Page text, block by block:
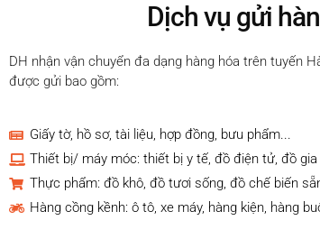
Dịch vụ gửi
DH nhận vận chuyển đa dạng hàng hóa trên tuyến
được gửi bao gồm:
Giấy tờ, hồ sơ, tài liệu, hợp đồng, bưu phẩm...
Thiết bị/ máy móc: thiết bị y tế, đồ điện tử, đồ gia
Thực phẩm: đồ khô, đồ tươi sống, đồ chế biến
Hàng cồng kềnh: ô tô, xe máy, hàng kiện, hàng